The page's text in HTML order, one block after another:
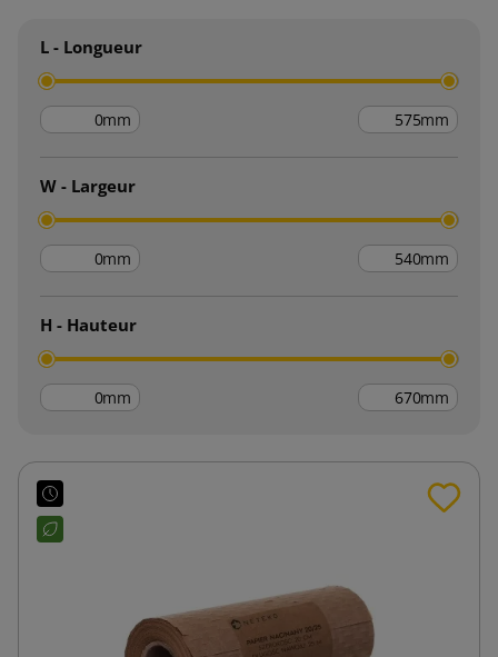
L - Longueur
mm mm
W - Largeur
mm mm
H - Hauteur
mm mm